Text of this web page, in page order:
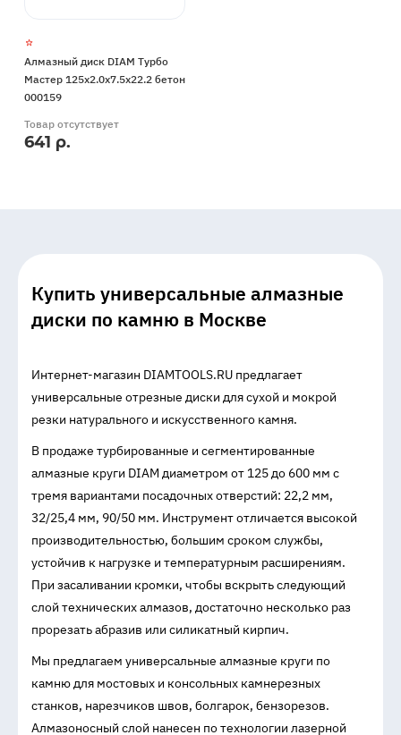
Алмазный диск DIAM Турбо
Мастер 125x2.0x7.5x22.2 бетон
000159
Товар отсутствует
641 р.
Купить универсальные алмазные
диски по камню в Москве
Интернет-магазин DIAMTOOLS.RU предлагает
универсальные отрезные диски для сухой и мокрой
резки натурального и искусственного камня.
В продаже турбированные и сегментированные
алмазные круги DIAM диаметром от 125 до 600 мм с
тремя вариантами посадочных отверстий: 22,2 мм,
32/25,4 мм, 90/50 мм. Инструмент отличается высокой
производительностью, большим сроком службы,
устойчив к нагрузке и температурным расширениям.
При засаливании кромки, чтобы вскрыть следующий
слой технических алмазов, достаточно несколько раз
прорезать абразив или силикатный кирпич.
Мы предлагаем универсальные алмазные круги по
камню для мостовых и консольных камнерезных
станков, нарезчиков швов, болгарок, бензорезов.
Алмазоносный слой нанесен по технологии лазерной